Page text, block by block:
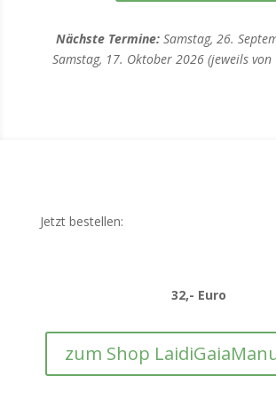
Nächste Termine: Samstag, 26.
Samstag, 17. Oktober 2026 (jeweils
Jetzt bestellen:
32,- Euro
zum Shop